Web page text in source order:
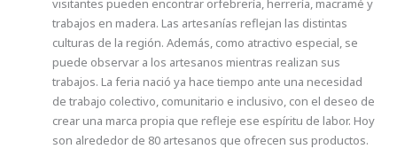
visitantes pueden encontrar orfebrería, herrería, macramé y
trabajos en madera. Las artesanías reflejan las distintas
culturas de la región. Además, como atractivo especial, se
puede observar a los artesanos mientras realizan sus
trabajos. La feria nació ya hace tiempo ante una necesidad
de trabajo colectivo, comunitario e inclusivo, con el deseo de
crear una marca propia que refleje ese espíritu de labor. Hoy
son alrededor de 80 artesanos que ofrecen sus productos.